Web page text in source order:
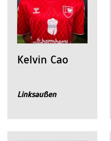
Kelvin Cao
Linksaußen